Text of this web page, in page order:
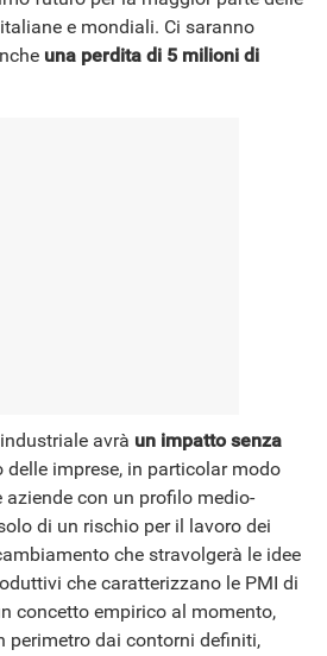
e mondiali. Ci saranno
una perdita di 5 milioni di
avrà un impatto senza
delle imprese, in particolar modo
aziende con un profilo medio-
di un rischio per il lavoro dei
che stravolgerà le idee
che caratterizzano le PMI di
concetto empirico al momento,
perimetro dai contorni definiti,